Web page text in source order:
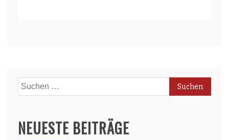
Suchen
nach:
NEUESTE BEITRÄGE